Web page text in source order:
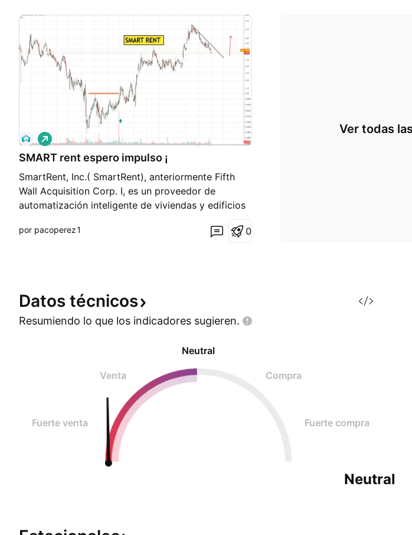
SMART rent espero impulso ¡
SmartRent, Inc.( SmartRent), anteriormente Fifth
Wall Acquisition Corp. I, es un proveedor de
automatización inteligente de viviendas y edificios
constructores y residentes
L
a
r
o
por pacoperez1 0
Ver todas
Datos técnicos
Resumiendo lo que los indicadores sugieren.
Neutral
Venta Compra
Fuerte venta Fuerte compra
Neutral